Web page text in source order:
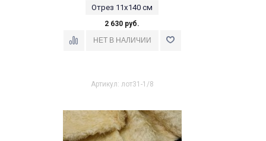
Отрез 11х140 см
2 630 руб.
Артикул: лот31-1/8